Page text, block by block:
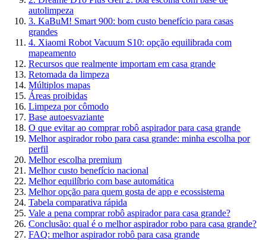
autolimpeza
3. KaBuM! Smart 900: bom custo benefício para casas
grandes
4. Xiaomi Robot Vacuum S10: opção equilibrada com
mapeamento
Recursos que realmente importam em casa grande
Retomada da limpeza
Múltiplos mapas
Áreas proibidas
Limpeza por cômodo
Base autoesvaziante
O que evitar ao comprar robô aspirador para casa grande
Melhor aspirador robo para casa grande: minha escolha por
perfil
Melhor escolha premium
Melhor custo benefício nacional
Melhor equilíbrio com base automática
Melhor opção para quem gosta de app e ecossistema
Tabela comparativa rápida
Vale a pena comprar robô aspirador para casa grande?
Conclusão: qual é o melhor aspirador robo para casa grande?
FAQ: melhor aspirador robô para casa grande